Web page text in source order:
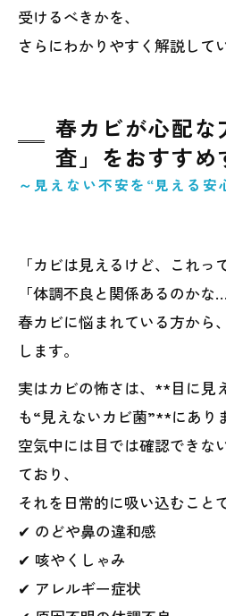
受けるべきかを、
さらにわかりやすく解説して
春カビが心配な
査」をおすすめ
～見えない不安を“見える安
「カビは見えるけど、これっ
「体調不良と関係あるのかな
春カビに悩まれている方から
します。
実はカビの怖さは、**目に見
も“見えないカビ菌”**にあり
空気中には目では確認できな
ており、
それを日常的に吸い込むことで
✔ のどや鼻の違和感
✔ 咳やくしゃみ
✔ アレルギー症状